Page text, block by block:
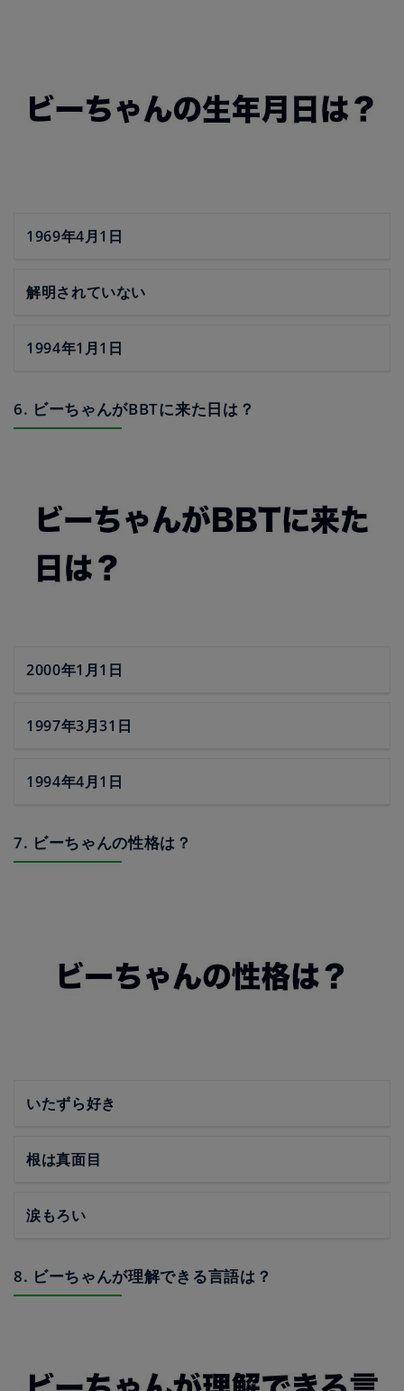
1969年4月1日
解明されていない
1994年1月1日
6. ビーちゃんがBBTに来た日は？
2000年1月1日
1997年3月31日
1994年4月1日
7. ビーちゃんの性格は？
いたずら好き
根は真面目
涙もろい
8. ビーちゃんが理解できる言語は？